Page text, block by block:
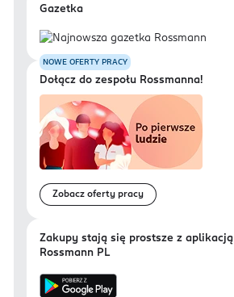
Gazetka
NOWE OFERTY PRACY
Dołącz do zespołu Rossmanna!
Zobacz oferty pracy
Zakupy stają się prostsze z aplikacją
Rossmann PL